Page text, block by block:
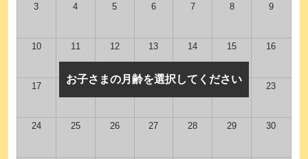
3 4 5 6 7 8 9
10 11 12 13 14 15 16
17 18 19 20 21 22 23
24 25 26 27 28 29 30
お子さまの月齢を選択してください